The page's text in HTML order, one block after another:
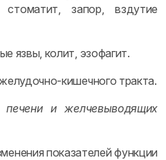
стоматит, запор, вздутие
язвы, колит, эзофагит.
кишечного тракта.
и желчевыводящих
показателей функции